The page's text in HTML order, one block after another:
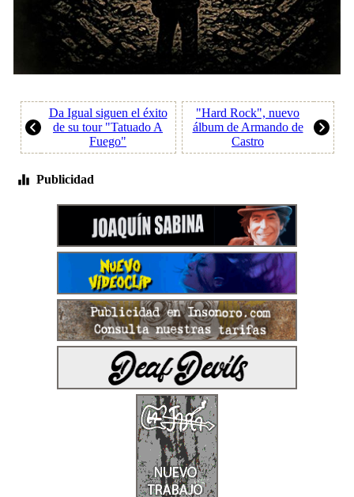
Da Igual siguen el éxito
de su tour "Tatuado A
Fuego"
"Hard Rock", nuevo
álbum de Armando de
Castro
Publicidad